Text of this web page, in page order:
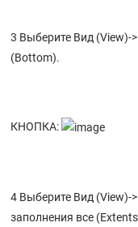
3 Выберите Вид (View)-
(Bottom).
КНОПКА:
4 Выберите Вид
заполнения все